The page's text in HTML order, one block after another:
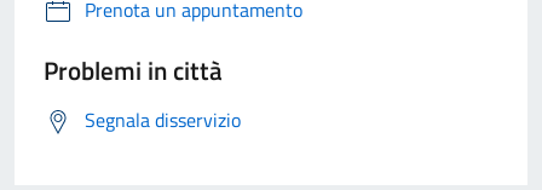
Prenota un appuntamento
Problemi in città
Segnala disservizio